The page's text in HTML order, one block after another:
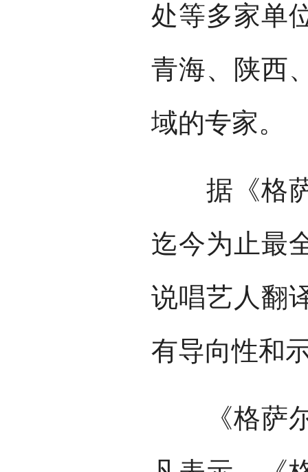
处等多家单
青海、陕西
域的专家。
据《格萨
迄今为止最
说唱艺人翻
有导向性和
《格萨尔